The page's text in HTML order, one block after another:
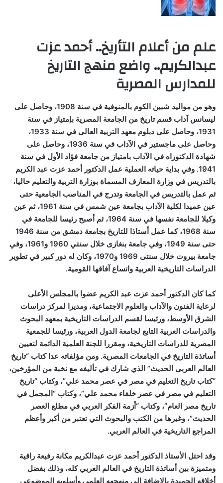
علم من أعلام التأريخ.. أحمد عزت
عبدالكريم.. واضع منهج التاريخ
للمدارس المصرية
وهو من مواليد شبين الكوم بالمنوفية في سنة 1908، وحاصل على
ليسانس آداب قسم تاريخ من الجامعة المصرية بإمتياز في سنة
1931، وحاصل على دبلوم معهد التربية العالى في سنة 1933،
وحاصل على ماجستير في الآداب في سنة 1936، وحاصل على
شهادة الدكتوراه في الآداب بامتياز من جامعة فؤاد الأول في سنة
1941. وفي بداية حياته العملية عمل الدكتور أحمد عزت عبد الكريم
بالتدريس في وزارة المعارف المسماة بوزارة التربية والتعليم حاليا،
ثم عمل بالتدريس في الجامعة وتدرج في المناصب الجامعية حتى
عين عميدا لكلية الآداب بجامعة عين شمس في سنة 1961، ثم عين
وكيلا للجامعة نفسها في سنة 1964، ثم أصبح رئيسا للجامعة في
سنة 1968، كما عمل أستاذا للتاريخ بجامعة دمشق من سنة 1946
حتى سنة 1949، وفي جامعة بنغازى خلال سنتي 1960 و1961، وفي
جامعة بيروت خلال سنتى 1969 و1970، وكان له دور كبير في تطوير
الدراسات التاريخية العربية واتساع آفاقها القومية.
كما كان الدكتور أحمد عزت عبد الكريم عضوا بالمجلس الأعلى
لرعاية الفنون والآداب والعلوم الاجتماعية، ومديرا لمركز دراسات
الشرق الأوسط، ورئيسا لقسم الدراسات التاريخية بمعهد البحوث
والدراسات العربية التابع لجامعة الدول العربية، ورئيسا للجمعية
المصرية للدراسات التاريخية، ومقررا للجنة العلمية الدائمة لتعيين
أساتذة التاريخ في الجامعات المصرية. ومن مؤلفاته عدا كتاب “تاريخ
العالم العربى الحديث” الذي شارك في تأليفه مع نخبة من المؤرخين،
“كتاب تاريخ التعليم في مصر في عصر محمد علي”، وكتاب “تاريخ
التعليم في مصر في عصر خلفاء محمد علي”، وكتاب “المجمل في
تاريخ مصر العام”، وكتاب “أزمة الفكر العربي في مطلع العصر
الحديث”، وغيرها من الكتب والبحوث التي تعتبر من أكبر وأعظم
المراجع التاريخية في العالم العربي.
وقد احتل الأستاذ الدكتور أحمد عزت عبدالكريم مكانة رفيعة راقية
ومتميزة بين أساتذة التاريخ في العالم العربي كله، وذلك بفضل
أخلاقه الحميدة بالإضافة إلى منهجهه العلمى وأسلوبه الموضوعي